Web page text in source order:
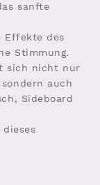
sanfte
Effekte des
Stimmung.
sich nicht nur
auch
Sideboard